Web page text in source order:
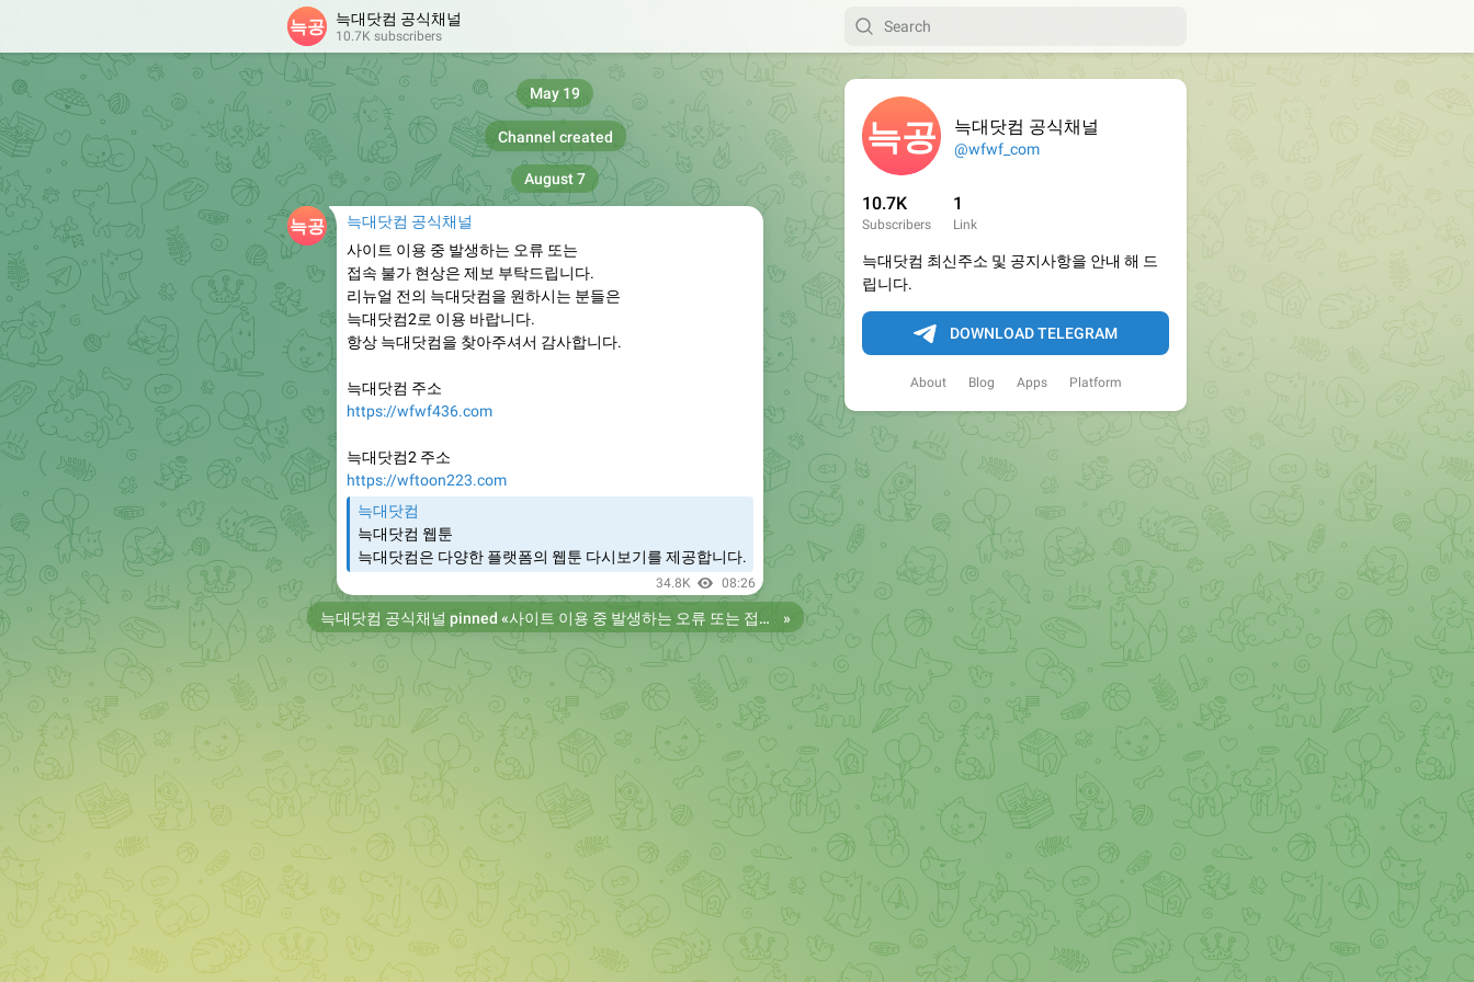
늑대닷컴 공식채널
@wfwf_com
10.7K
Subscribers
1
Link
늑대닷컴 최신주소 및 공지사항을 안내 해 드
립니다.
DOWNLOAD TELEGRAM
About Blog Apps Platform
늑대닷컴 공식채널
10.7K subscribers
Channel created
May 19
늑대닷컴 공식채널
사이트 이용 중 발생하는 오류 또는
접속 불가 현상은 제보 부탁드립니다.
리뉴얼 전의 늑대닷컴을 원하시는 분들은
늑대닷컴2로 이용 바랍니다.
항상 늑대닷컴을 찾아주셔서 감사합니다.
늑대닷컴 주소
https://wfwf436.com
늑대닷컴2 주소
https://wftoon223.com
늑대닷컴
늑대닷컴 웹툰
늑대닷컴은 다양한 플랫폼의 웹툰 다시보기를 제공합니다.
34.8K 08:26
August 7
늑대닷컴 공식채널 pinned « 사이트 이용 중 발생하는 오류 또는 접속 불가 현상은 제보 부탁드립니다. 리뉴얼 전의 늑대닷컴을 원하시는 분들은 늑대닷컴2로 이용 바랍니다. 항상 늑대닷컴을 찾아주셔서 감사합니다. 늑대닷컴 주소 https://wfwf436.com 늑대닷컴2 주소 https://wftoon223.com »